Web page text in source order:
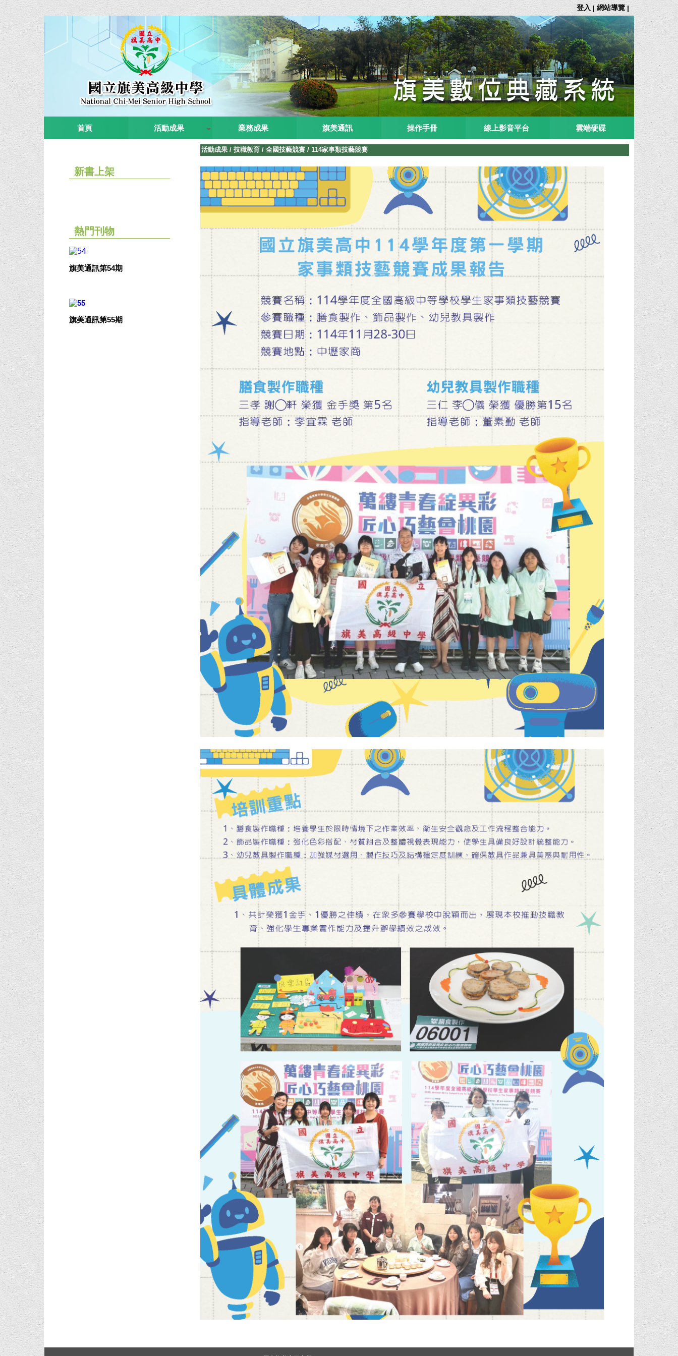
登入 | 網站導覽|
首頁 活動成果 業務成果 旗美通訊 操作手冊 線上影音平台 雲端硬碟
新書上架
熱門刊物
旗美通訊第54期
旗美通訊第55期
活動成果 / 技職教育 / 全國技藝競賽 / 114家事類技藝競賽